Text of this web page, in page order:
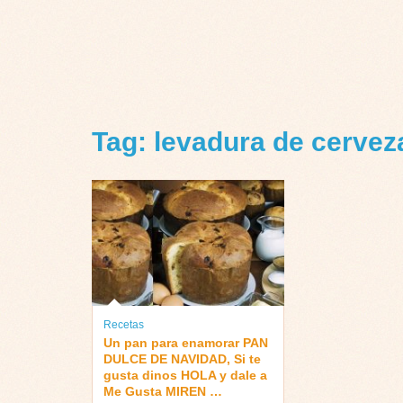
Tag: levadura de
Recetas
Un pan para enamorar PAN
DULCE DE NAVIDAD, Si te
gusta dinos HOLA y dale a
Me Gusta MIREN …